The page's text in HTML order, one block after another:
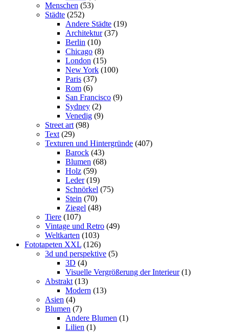
Menschen (53)
Städte (252)
Andere Städte (19)
Architektur (37)
Berlin (10)
Chicago (8)
London (15)
New York (100)
Paris (37)
Rom (6)
San Francisco (9)
Sydney (2)
Venedig (9)
Street art (98)
Text (29)
Texturen und Hintergründe (407)
Barock (43)
Blumen (68)
Holz (59)
Leder (19)
Schnörkel (75)
Stein (70)
Ziegel (48)
Tiere (107)
Vintage und Retro (49)
Weltkarten (103)
Fototapeten XXL (126)
3d und perspektive (5)
3D (4)
Visuelle Vergrößerung der Interieur (1)
Abstrakt (13)
Modern (13)
Asien (4)
Blumen (7)
Andere Blumen (1)
Lilien (1)